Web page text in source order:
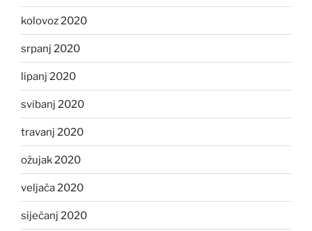
kolovoz 2020
srpanj 2020
lipanj 2020
svibanj 2020
travanj 2020
ožujak 2020
veljača 2020
siječanj 2020